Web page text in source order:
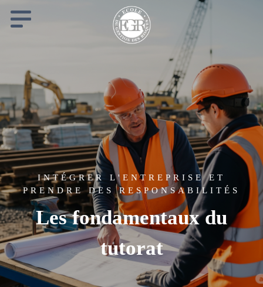
INTÉGRER L'ENTREPRISE ET
PRENDRE DES RESPONSABILITÉS
Les fondamentaux du
tutorat